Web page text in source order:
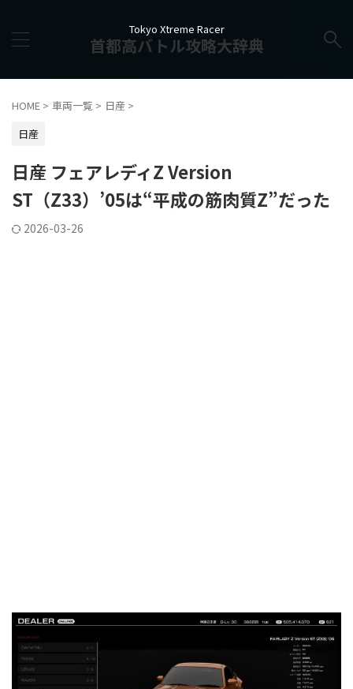
Tokyo Xtreme Racer
首都高バトル攻略大辞典
HOME > 車両一覧 > 日産 >
日産
日産 フェアレディZ Version
ST（Z33）’05は“平成の筋肉質Z”だった
2026-03-26